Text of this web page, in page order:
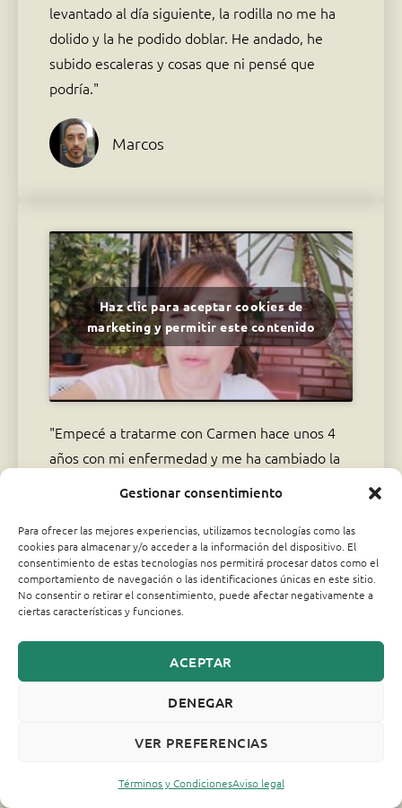
Gestionar consentimiento
Para ofrecer las mejores experiencias, utilizamos tecnologías como las
cookies para almacenar y/o acceder a la información del dispositivo. El
consentimiento de estas tecnologías nos permitirá procesar datos como el
comportamiento de navegación o las identificaciones únicas en este sitio.
No consentir o retirar el consentimiento, puede afectar negativamente a
ciertas características y funciones.
ACEPTAR
DENEGAR
VER PREFERENCIAS
Términos y CondicionesAviso legal
levantado al día siguiente, la rodilla no me ha
dolido y la he podido doblar. He andado, he
subido escaleras y cosas que ni pensé que
podría."
Marcos
Haz clic para aceptar cookies de
marketing y permitir este contenido
"Empecé a tratarme con Carmen hace unos 4
años con mi enfermedad y me ha cambiado la
Ana
Alumna
Haz clic para aceptar cookies de